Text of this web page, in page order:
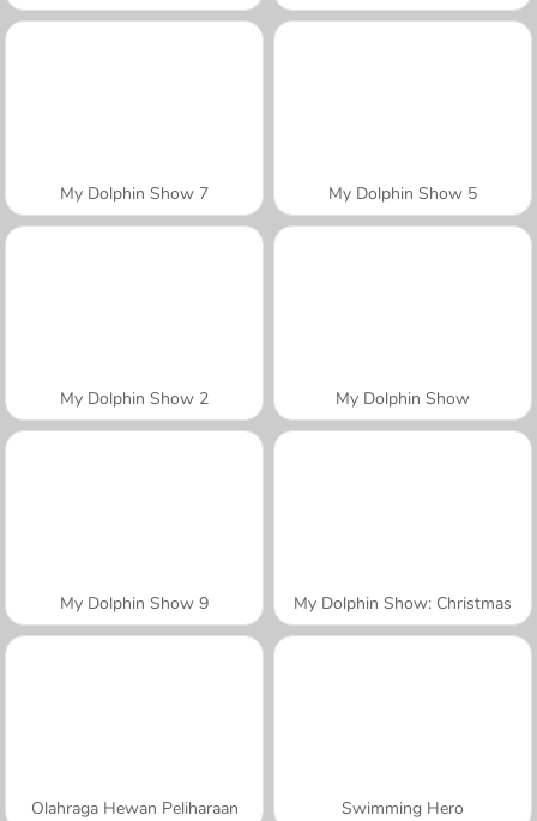
My Dolphin Show 7 My Dolphin Show 5
My Dolphin Show 2 My Dolphin Show
My Dolphin Show 9 My Dolphin Show: Christmas
Olahraga Hewan Peliharaan Swimming Hero